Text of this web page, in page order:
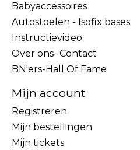
Babyaccessoires
Autostoelen - Isofix bases
Instructievideo
Over ons- Contact
BN'ers-Hall Of Fame
Mijn account
Registreren
Mijn bestellingen
Mijn tickets